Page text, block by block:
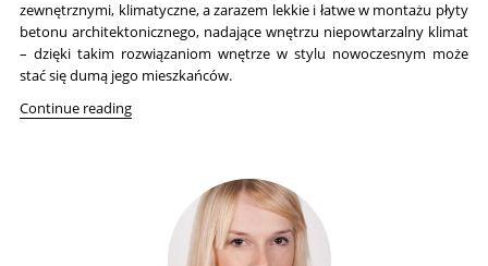
zewnętrznymi, klimatyczne, a zarazem lekkie i łatwe w montażu płyty
betonu architektonicznego, nadające wnętrzu niepowtarzalny klimat
– dzięki takim rozwiązaniom wnętrze w stylu nowoczesnym może
stać się dumą jego mieszkańców.
Continue reading“Dom jednorodzinny pod Krakowem w stylu